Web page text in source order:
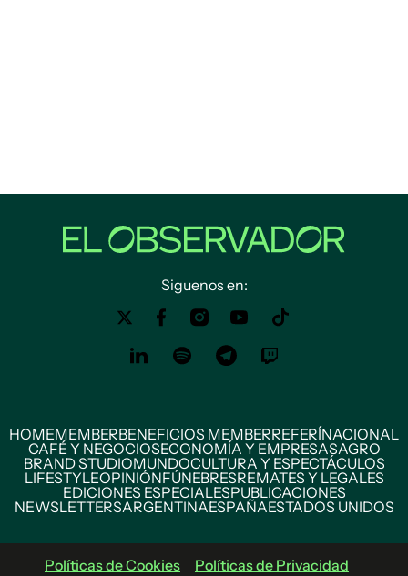
Siguenos en:
HOMEMEMBERBENEFICIOS MEMBERREFERÍNACIONAL
CAFÉ Y NEGOCIOSECONOMÍA Y EMPRESASAGRO
BRAND STUDIOMUNDOCULTURA Y ESPECTÁCULOS
LIFESTYLEOPINIÓNFÚNEBRESREMATES Y LEGALES
EDICIONES ESPECIALESPUBLICACIONES
NEWSLETTERSARGENTINAESPAÑAESTADOS UNIDOS
Políticas de Cookies Políticas de Privacidad